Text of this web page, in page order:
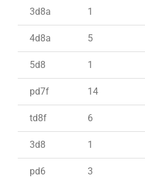
3d8a 1
4d8a 5
5d8 1
pd7f 14
td8f 6
3d8 1
pd6 3